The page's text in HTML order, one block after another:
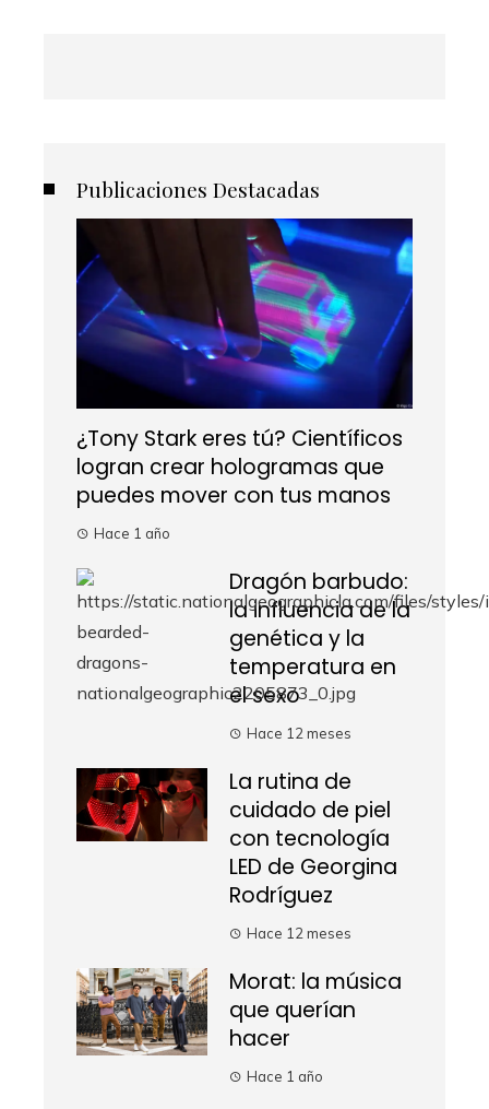
Publicaciones Destacadas
¿Tony Stark eres tú? Científicos
logran crear hologramas que
puedes mover con tus manos
Hace 1 año
Dragón barbudo:
la influencia de la
genética y la
temperatura en
el sexo
Hace 12 meses
La rutina de
cuidado de piel
con tecnología
LED de Georgina
Rodríguez
Hace 12 meses
Morat: la música
que querían
hacer
Hace 1 año